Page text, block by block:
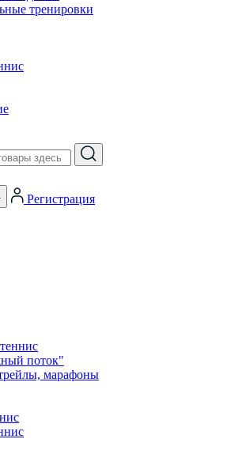
тренировки
Регистрация
поток"
марафоны